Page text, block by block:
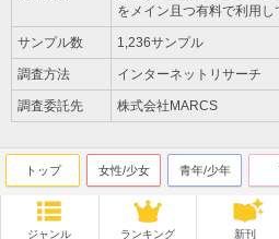
をメイン且つ有料で利用
サンプル数 1,236サンプル
調査方法 インターネットリサーチ
調査委託先 株式会社MARCS
トップ 女性/少女 青年/少年
ジャンル ランキング 新刊